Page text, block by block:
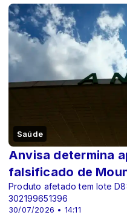
Saúde
30/07/2026 • 14:11
Anvisa determina
falsificado de
Produto afetado tem lote
302199651396